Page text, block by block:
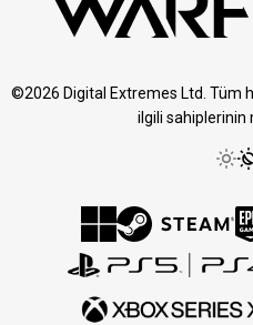
©2026 Digital Extremes Ltd. Tüm
ilgili sahiplerinin